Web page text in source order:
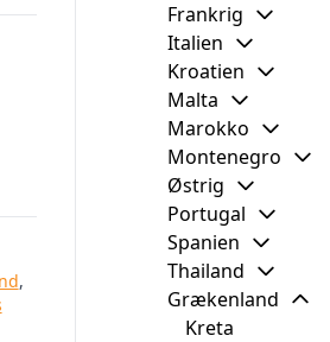
,
Frankrig
Italien
Kroatien
Malta
Marokko
Montenegro
Østrig
Portugal
Spanien
Thailand
Grækenland
Kreta